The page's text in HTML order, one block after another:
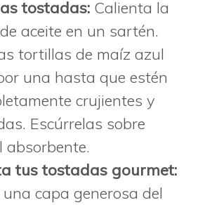
tostadas: Calienta la
aceite en un sartén.
tortillas de maíz azul
una hasta que estén
crujientes y
Escúrrelas sobre
absorbente.
tus tostadas gourmet:
capa generosa del